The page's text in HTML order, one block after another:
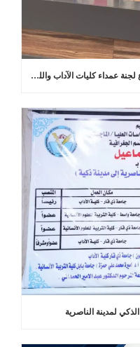
كلية الآداب بجامعة ذي قار تشارك في اجتماع لجنة عمداء كليات الآداب واللغات في العراق
لمدينة الناصرية